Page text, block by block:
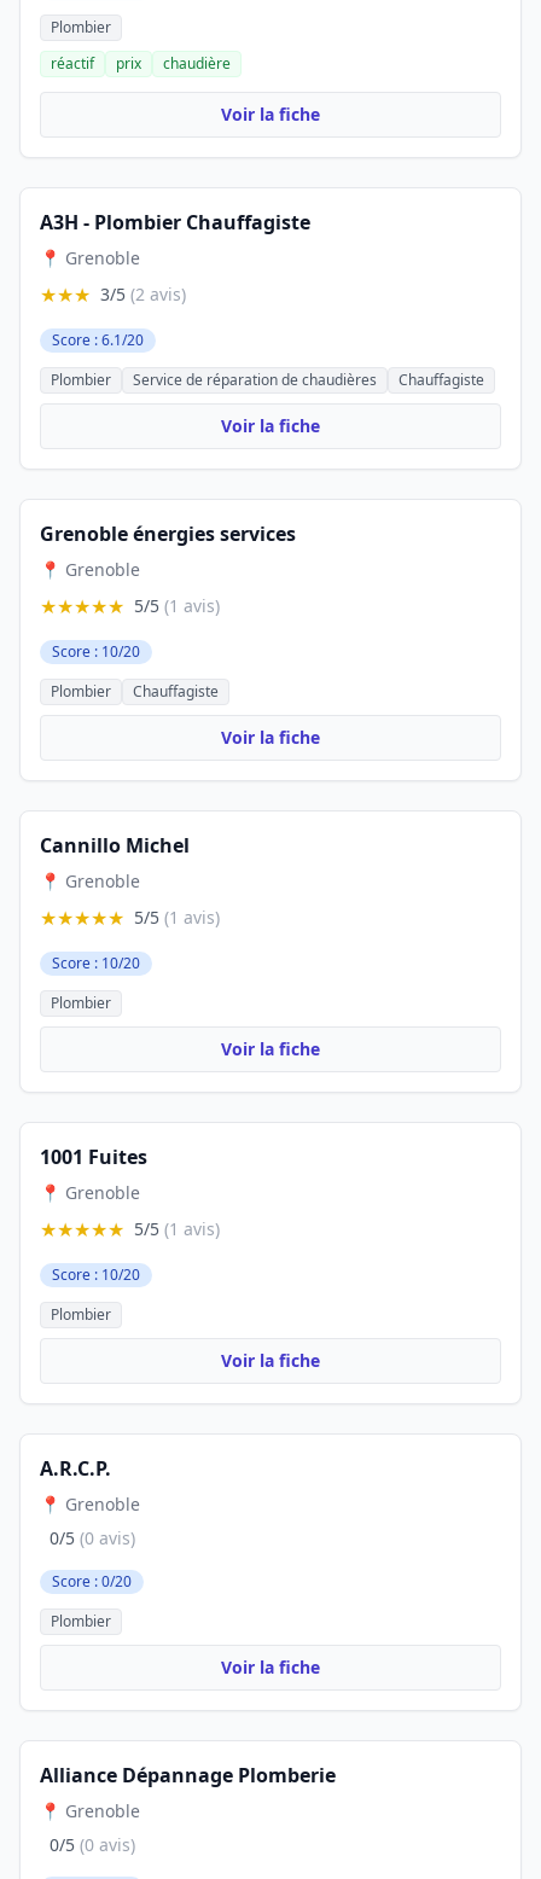
Plombier
réactif
prix chaudière
Voir la fiche
A3H - Plombier Chauffagiste
📍 Grenoble
★★★ 3/5 (2 avis)
Score : 6.1/20
Plombier
Service de réparation de chaudières Chauffagiste
Voir la fiche
Grenoble énergies services
📍 Grenoble
★★★★★ 5/5 (1 avis)
Score : 10/20
Plombier
Chauffagiste
Voir la fiche
Cannillo Michel
📍 Grenoble
★★★★★ 5/5 (1 avis)
Score : 10/20
Plombier
Voir la fiche
1001 Fuites
📍 Grenoble
★★★★★ 5/5 (1 avis)
Score : 10/20
Plombier
Voir la fiche
A.R.C.P.
📍 Grenoble
0/5 (0 avis)
Score : 0/20
Plombier
Voir la fiche
Alliance Dépannage Plomberie
📍 Grenoble
0/5 (0 avis)